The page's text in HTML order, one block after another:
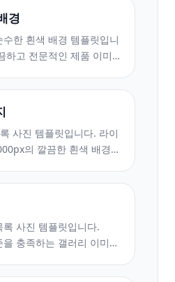
경
한 흰색 배경 템플릿입니
하고 전문적인 제품 이미
사진 템플릿입니다. 라이
의 깔끔한 흰색 배경으
이드라인을 충족합니다.
사진 템플릿입니다.
충족하는 갤러리 이미